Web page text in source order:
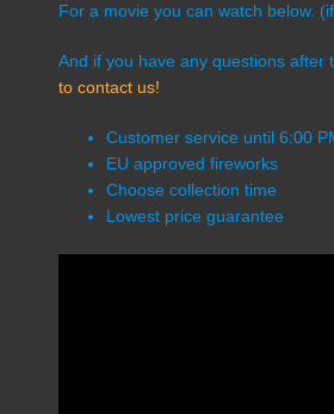
For a movie you can watch below.
And if you have any questions after
to contact us!
Customer service until 6:00
EU approved fireworks
Choose collection time
Lowest price guarantee